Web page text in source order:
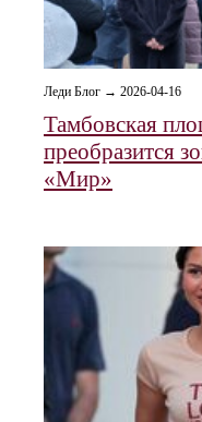
Леди Блог → 2026-04-16
Тамбовская
преобразится
«Мир»